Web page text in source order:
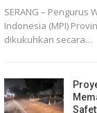
SERANG – Pengurus
Indonesia (MPI)
dikukuhkan secara…